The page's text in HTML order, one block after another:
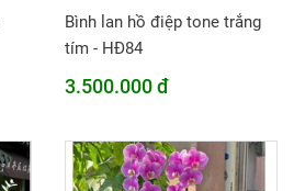
Bình lan hồ điệp tone trắng
tím - HĐ84
3.500.000 đ